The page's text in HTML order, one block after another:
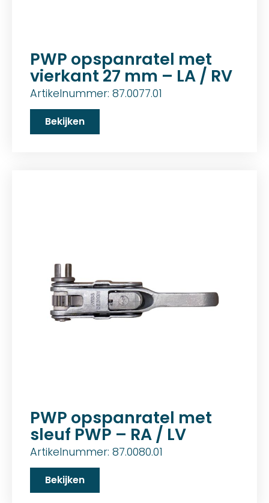
PWP opspanratel met
vierkant 27 mm – LA / RV
Artikelnummer: 87.0077.01
Bekijken
PWP opspanratel met
sleuf PWP – RA / LV
Artikelnummer: 87.0080.01
Bekijken